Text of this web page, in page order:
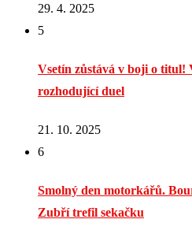
29. 4. 2025
5
Vsetín zůstává v boji o titul!
rozhodující duel
21. 10. 2025
6
Smolný den motorkářů.
Zubří trefil sekačku